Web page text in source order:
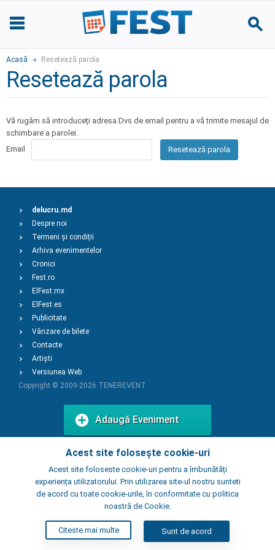
Acasă Resetează parola
Resetează parola
Vă rugăm să introduceți adresa Dvs de email pentru a vă trimite mesajul de
schimbare a parolei.
Email
Resetează parola
Acest site folosește cookie-uri
Acest site foloseste cookie-uri pentru a îmbunătăți
experiența utilizatorului. Prin utilizarea site-ul nostru sunteti
de acord cu toate cookie-urile, în conformitate cu politica
noastră de Cookie.
Citeste mai multe Sunt de acord
delucru.md
Despre noi
Termeni și condiții
Arhiva evenimentelor
Cronici
Fest.ro
ElFest.mx
ElFest.es
Publicitate
Vânzare de bilete
Contacte
Artiști
Versiunea Web
Copyright © 2009-2026 TENEREVENT
Adaugă Eveniment
Adaugă Local